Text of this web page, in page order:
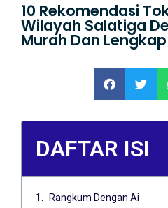
10 Rekomendasi
Wilayah Salatiga
Murah Dan
DAFTAR ISI
Rangkum Dengan Ai